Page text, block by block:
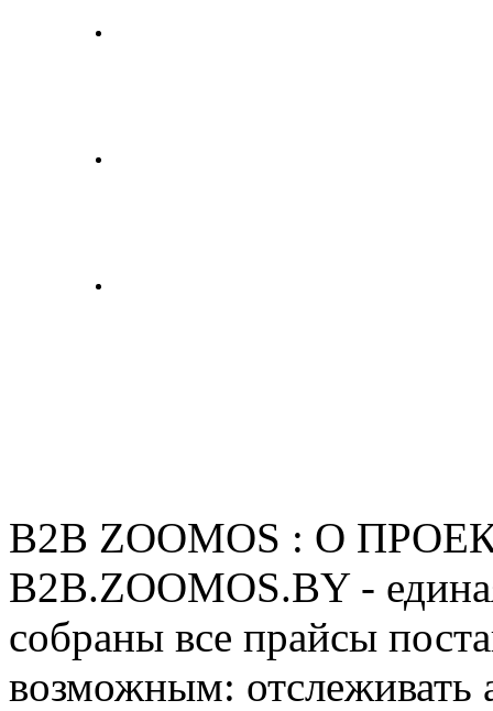
B2B ZOOMOS : О
B2B.ZOOMOS.BY -
собраны все прайсы
возможным: отслеживать